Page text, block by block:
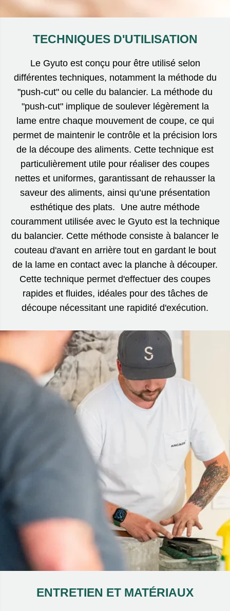
TECHNIQUES D'UTILISATION
Le Gyuto est conçu pour être utilisé selon
différentes techniques, notamment la méthode du
"push-cut" ou celle du balancier. La méthode du
"push-cut" implique de soulever légèrement la
lame entre chaque mouvement de coupe, ce qui
permet de maintenir le contrôle et la précision lors
de la découpe des aliments. Cette technique est
particulièrement utile pour réaliser des coupes
nettes et uniformes, garantissant de rehausser la
saveur des aliments, ainsi qu’une présentation
esthétique des plats. Une autre méthode
couramment utilisée avec le Gyuto est la technique
du balancier. Cette méthode consiste à balancer le
couteau d'avant en arrière tout en gardant le bout
de la lame en contact avec la planche à découper.
Cette technique permet d'effectuer des coupes
rapides et fluides, idéales pour des tâches de
découpe nécessitant une rapidité d'exécution.
ENTRETIEN ET MATÉRIAUX